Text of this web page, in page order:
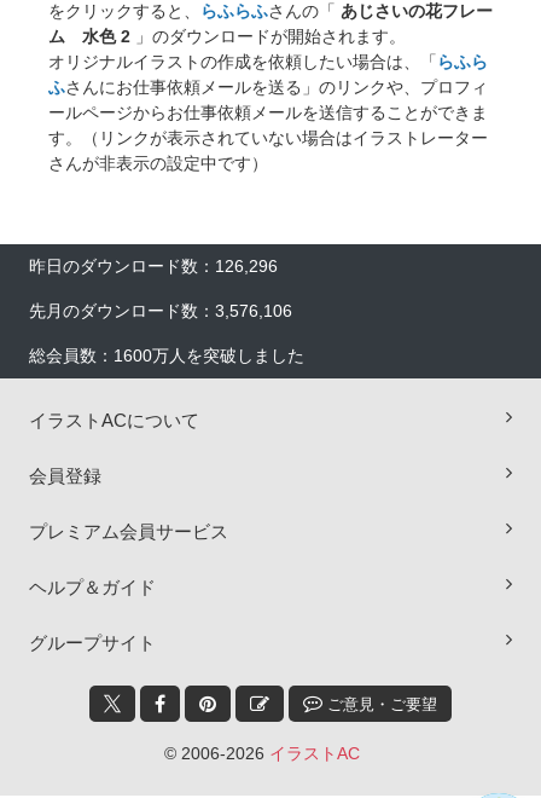
をクリックすると、
らふらふさんの「 あじさいの花フレー
ム 水色 2 」のダウンロードが開始されます。
オリジナルイラストの作成を依頼したい場合は、「 らふら
ふさんにお仕事依頼メールを送る」のリンクや、プロフィ
ールページからお仕事依頼メールを送信することができま
す。（リンクが表示されていない場合はイラストレーター
さんが非表示の設定中です）
昨日のダウンロード数：126,296
先月のダウンロード数：3,576,106
総会員数：1600万人を突破しました
イラストACについて
会員登録
プレミアム会員サービス
ヘルプ＆ガイド
グループサイト
ご意見・ご要望
© 2006-2026 イラストAC